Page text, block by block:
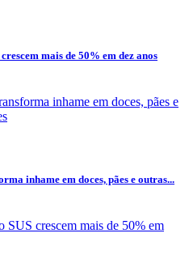
mais de 50% em dez anos
inhame em doces, pães e outras...